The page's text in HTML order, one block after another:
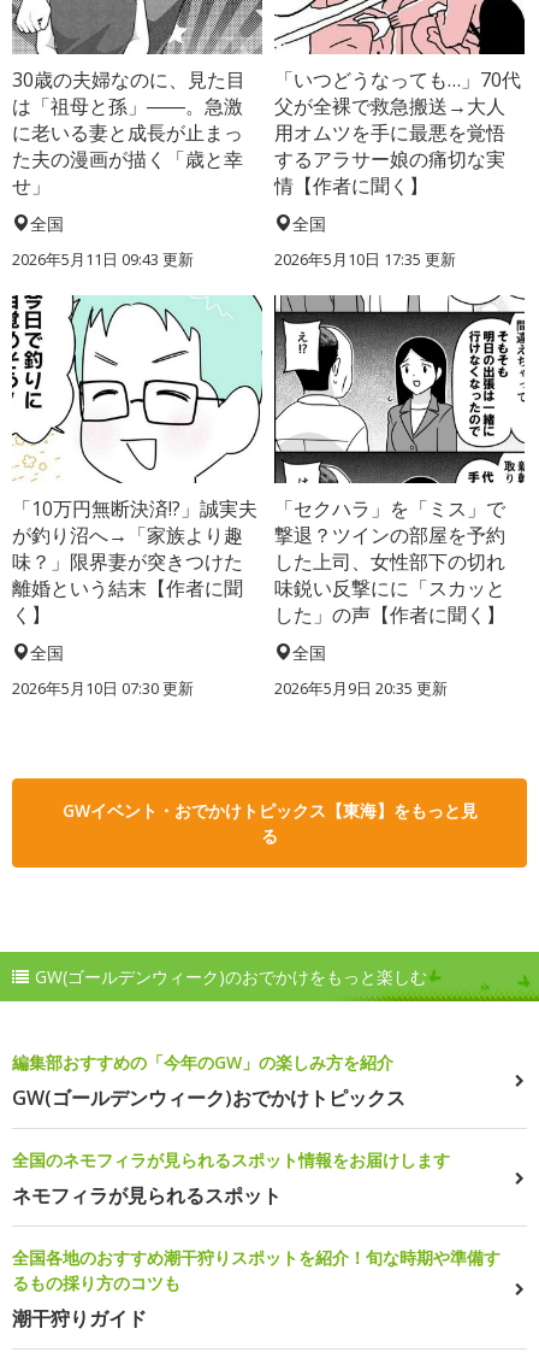
30歳の夫婦なのに、見た目
は「祖母と孫」――。急激
に老いる妻と成長が止まっ
た夫の漫画が描く「歳と幸
せ」
全国
2026年5月11日 09:43 更新
「いつどうなっても…」70代
父が全裸で救急搬送→大人
用オムツを手に最悪を覚悟
するアラサー娘の痛切な実
情【作者に聞く】
全国
2026年5月10日 17:35 更新
「10万円無断決済!?」誠実夫
が釣り沼へ→「家族より趣
味？」限界妻が突きつけた
離婚という結末【作者に聞
く】
全国
2026年5月10日 07:30 更新
「セクハラ」を「ミス」で
撃退？ツインの部屋を予約
した上司、女性部下の切れ
味鋭い反撃にに「スカッと
した」の声【作者に聞く】
全国
2026年5月9日 20:35 更新
GWイベント・おでかけトピックス【東海】をもっと見
る
GW(ゴールデンウィーク)のおでかけをもっと楽しむ
編集部おすすめの「今年のGW」の楽しみ方を紹介
GW(ゴールデンウィーク)おでかけトピックス
全国のネモフィラが見られるスポット情報をお届けします
ネモフィラが見られるスポット
全国各地のおすすめ潮干狩りスポットを紹介！旬な時期や準備す
るもの採り方のコツも
潮干狩りガイド